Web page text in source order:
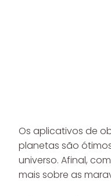
Os aplicativos de
planetas são
universo. Afinal,
mais sobre as